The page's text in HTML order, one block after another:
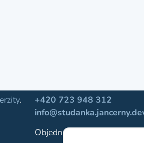
.
+420 723 948 312
Objednávky pro školy: